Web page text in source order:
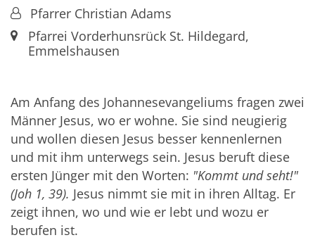
Von:Pfarrer Christian Adams
Ort:Pfarrei Vorderhunsrück St. Hildegard,
Emmelshausen
Am Anfang des Johannesevangeliums fragen zwei
Männer Jesus, wo er wohne. Sie sind neugierig
und wollen diesen Jesus besser kennenlernen
und mit ihm unterwegs sein. Jesus beruft diese
ersten Jünger mit den Worten: "Kommt und seht!"
(Joh 1, 39). Jesus nimmt sie mit in ihren Alltag. Er
zeigt ihnen, wo und wie er lebt und wozu er
berufen ist.